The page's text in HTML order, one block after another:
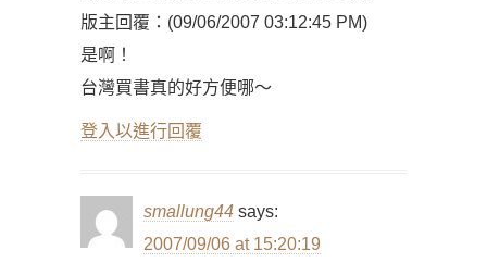
版主回覆：(09/06/2007 03:12:45 PM)
是啊！
台灣買書真的好方便哪～
登入以進行回覆
smallung44 says:
2007/09/06 at 15:20:19